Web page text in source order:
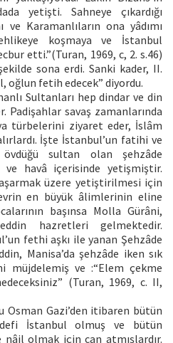
yetişti. Sahneye çıkardığı
ve Karamanlıların ona yâdımı
koşmaya ve İstanbul
etti.”(Turan, 1969, c, 2. s.46)
sona erdi. Sanki kader, II.
oğlun fetih edecek” diyordu.
Sultanları hep dindar ve din
Padişahlar savaş zamanlarında
türbelerini ziyaret eder, İslâm
İşte İstanbul’un fatihi ve
sultan olan şehzâde
havâ içerisinde yetişmiştir.
üzere yetiştirilmesi için
en büyük âlimlerinin eline
başınsa Molla Gürâni,
hazretleri gelmektedir.
fethi aşkı ile yanan Şehzâde
Manisa’da şehzâde iken sık
müjdelemiş ve :“Elem çekme
(Turan, 1969, c. II,
Osman Gazi’den itibaren bütün
İstanbul olmuş ve bütün
nâil olmak için can atmışlardır.